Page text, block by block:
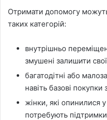
Отримати допомогу
таких категорій:
внутрішньо
змушені залишити
багатодітні або
навіть базові
жінки, які опинилися
потребують